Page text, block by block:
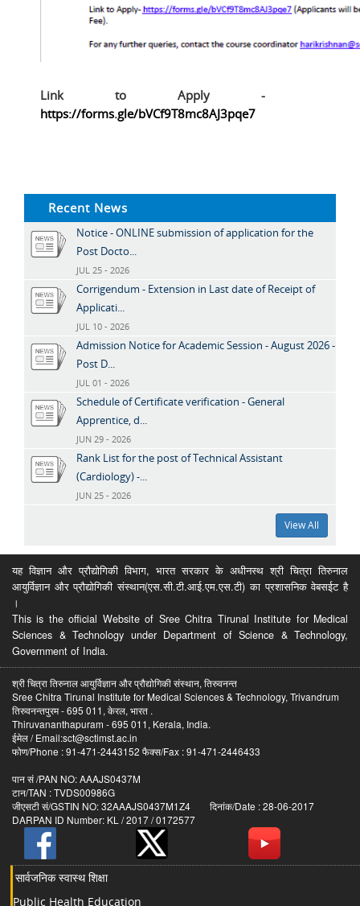
Link to Apply -
https://forms.gle/bVCf9T8mc8AJ3pqe7
Recent News
Notice - ONLINE submission of application for the
Post Docto...
JUL 25 - 2026
Corrigendum - Extension in Last date of Receipt of
Applicati...
JUL 10 - 2026
Admission Notice for Academic Session - August 2026 -
Post D...
JUL 01 - 2026
Schedule of Certificate verification - General
Apprentice, d...
JUN 29 - 2026
Rank List for the post of Technical Assistant
(Cardiology) -...
JUN 25 - 2026
View All
यह विज्ञान और प्रौद्योगिकी विभाग, भारत सरकार के अधीनस्थ श्री चित्रा तिरुनाल
आयुर्विज्ञान और प्रौद्योगिकी संस्थान(एस.सी.टी.आई.एम.एस.टी) का प्रशासनिक वेबसईट है
।
This is the official Website of Sree Chitra Tirunal Institute for Medical
Sciences & Technology under Department of Science & Technology,
Government of India.
श्री चित्रा तिरुनाल आयुर्विज्ञान और प्रौद्योगिकी संस्थान, तिरुवनन्त
Sree Chitra Tirunal Institute for Medical Sciences & Technology, Trivandrum
तिरुवनन्तपुरम - 695 011, केरल, भारत .
Thiruvananthapuram - 695 011, Kerala, India.
ईमेल / Email:sct@sctimst.ac.in
फोण/Phone : 91-471-2443152 फैक्स/Fax : 91-471-2446433
पान सं /PAN NO: AAAJS0437M
टान/TAN : TVDS00986G
जीएसटी सं/GSTIN NO: 32AAAJS0437M1Z4 दिनांक/Date : 28-06-2017
DARPAN ID Number: KL / 2017 / 0172577
सार्वजनिक स्वास्थ शिक्षा
Public Health Education